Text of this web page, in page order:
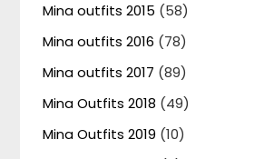
Mina outfits 2015 (58)
Mina outfits 2016 (78)
Mina outfits 2017 (89)
Mina Outfits 2018 (49)
Mina Outfits 2019 (10)